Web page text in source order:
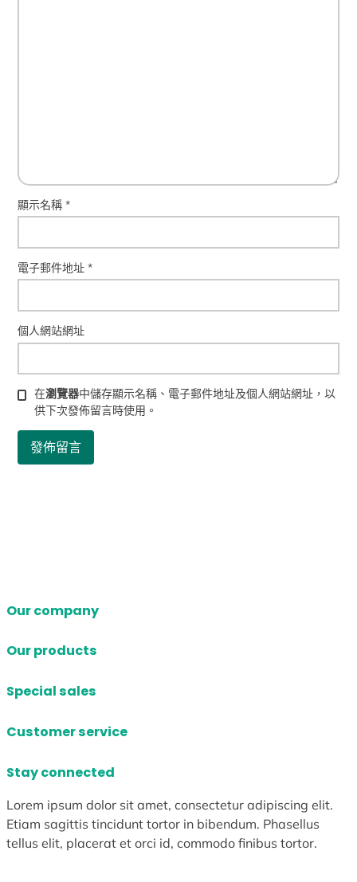
顯示名稱*
電子郵件地址*
個人網站網址
在瀏覽器中儲存顯示名稱、電子郵件地址及個人網站網址，以
供下次發佈留言時使用。
Our company
Our products
Special sales
Customer service
Stay connected
Lorem ipsum dolor sit amet, consectetur adipiscing elit.
Etiam sagittis tincidunt tortor in bibendum. Phasellus
tellus elit, placerat et orci id, commodo finibus tortor.